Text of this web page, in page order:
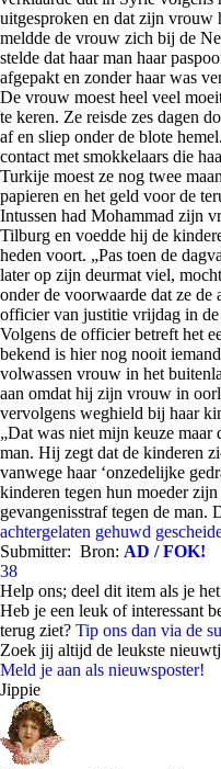
uitgesproken en dat zijn vrouw
meldde de vrouw zich bij de
stelde dat haar man haar
afgepakt en zonder haar was
De vrouw moest heel veel
te keren. Ze reisde zes dagen
af en sliep onder de blote
contact met smokkelaars die
Turkije moest ze nog twee
papieren en het geld voor de
Intussen had Mohammad zijn
Tilburg en voedde hij de
heden voort. „Pas toen de
later op zijn deurmat viel,
onder de voorwaarde dat ze de
officier van justitie vrijdag in
Volgens de officier betreft het
bekend is hier nog nooit
volwassen vrouw in het
aan omdat hij zijn vrouw in
vervolgens weghield bij haar
„Dat was niet mijn keuze maar
man. Hij zegt dat de kinderen
vanwege haar ‘onzedelijke
kinderen tegen hun moeder
gevangenisstraf tegen de man.
achtergelaten gehuwd
Submitter: Bron: AD / FOK!
38
Help ons; deel dit item als je
Heb je een leuk of interessant
terug ziet? Tip ons dan via de
Zoek jij altijd de leukste
Meld je aan als nieuwsposter!
Jippie